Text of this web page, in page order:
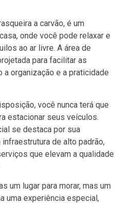
a carvão, é um
onde você pode relaxar e
ao ar livre. A área de
para facilitar as
a organização e a praticidade
você nunca terá que
estacionar seus veículos.
se destaca por sua
de alto padrão,
que elevam a qualidade
um lugar para morar, mas um
uma experiência especial,